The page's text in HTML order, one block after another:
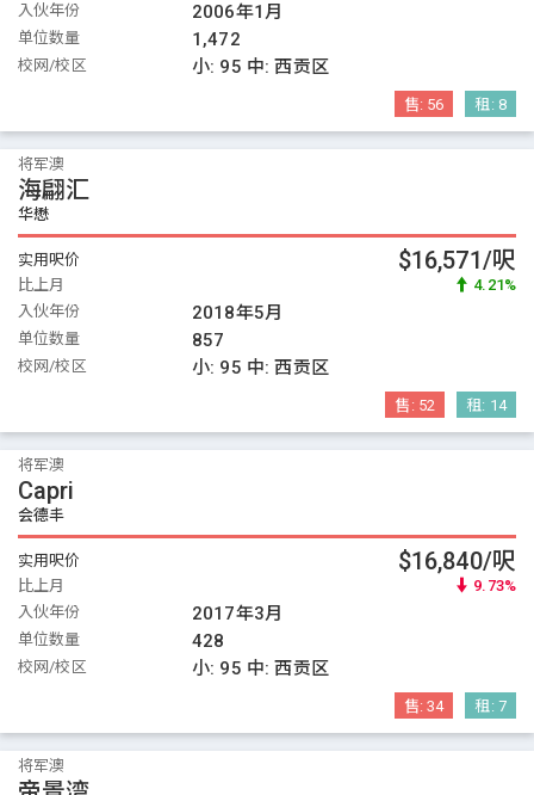
入伙年份
2006年1月
单位数量 1,472
校网/校区 小: 95 中:西贡区
售: 56 租: 8
将军澳
海翩汇
华懋
实用呎价 $16,571/呎
比上月
4.21%
入伙年份
2018年5月
单位数量 857
校网/校区 小: 95 中:西贡区
售: 52 租: 14
将军澳
Capri
会德丰
实用呎价 $16,840/呎
比上月
9.73%
入伙年份
2017年3月
单位数量 428
校网/校区 小: 95 中:西贡区
售:34 租: 7
将军澳